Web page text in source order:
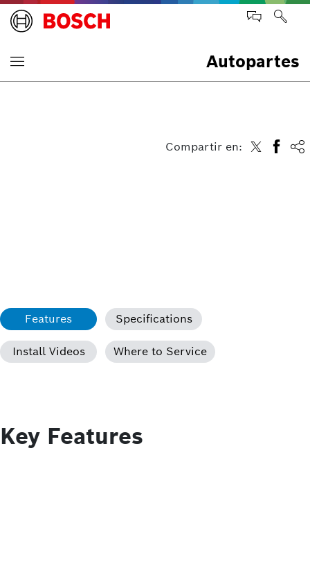
Autopartes
Compartir en:
Features Specifications
Install Videos Where to Service
Key Features